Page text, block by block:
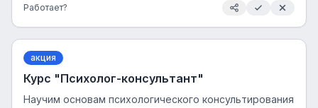
Работает?
акция
Курс "Психолог-консультант"
Научим основам психологического консультирования